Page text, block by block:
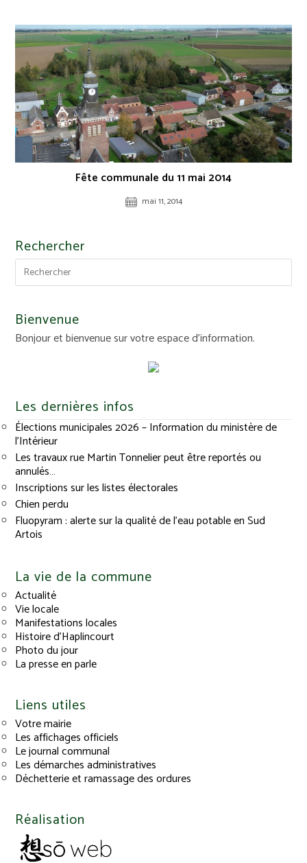
Fête communale du 11 mai 2014
mai 11, 2014
Rechercher
Bienvenue
Bonjour et bienvenue sur votre espace d'information.
Les dernières infos
Élections municipales 2026 – Information du ministère de
l’Intérieur
Les travaux rue Martin Tonnelier peut être reportés ou
annulés…
Inscriptions sur les listes électorales
Chien perdu
Fluopyram : alerte sur la qualité de l’eau potable en Sud
Artois
La vie de la commune
Actualité
Vie locale
Manifestations locales
Histoire d’Haplincourt
Photo du jour
La presse en parle
Liens utiles
Votre mairie
Les affichages officiels
Le journal communal
Les démarches administratives
Déchetterie et ramassage des ordures
Réalisation